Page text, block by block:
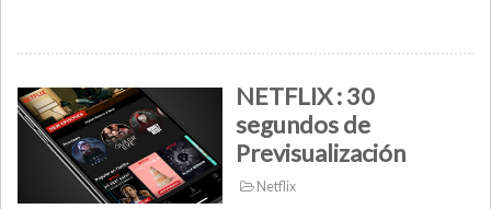
NETFLIX : 30
segundos de
Previsualización
Netflix